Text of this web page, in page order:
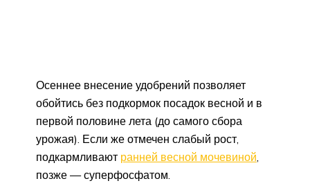
Осеннее внесение удобрений позволяет
обойтись без подкормок посадок весной и в
первой половине лета (до самого сбора
урожая). Если же отмечен слабый рост,
подкармливают ранней весной мочевиной,
позже — суперфосфатом.